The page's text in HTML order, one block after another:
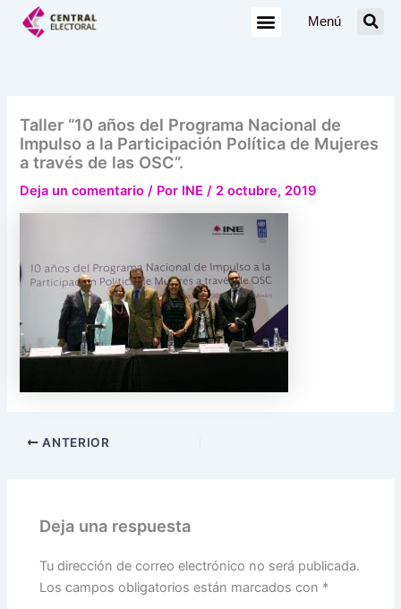
Menú
Taller “10 años del Programa Nacional de
Impulso a la Participación Política de Mujeres
a través de las OSC”.
Deja un comentario / Por INE/ 2 octubre, 2019
ANTERIOR
Deja una respuesta
Tu dirección de correo electrónico no será publicada.
Los campos obligatorios están marcados con *